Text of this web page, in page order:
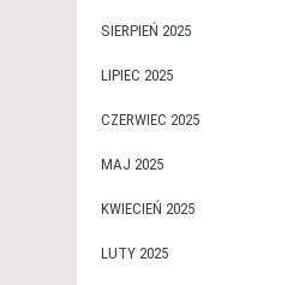
SIERPIEŃ 2025
LIPIEC 2025
CZERWIEC 2025
MAJ 2025
KWIECIEŃ 2025
LUTY 2025